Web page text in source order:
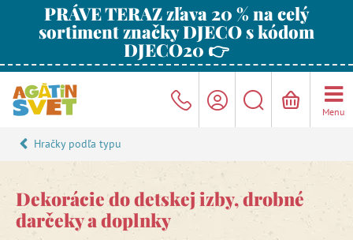
PRÁVE TERAZ zľava 20 % na celý
sortiment značky DJECO s kódom
DJECO20 👉
Menu
Hračky podľa typu
Dekorácie do detskej izby, drobné
darčeky a doplnky